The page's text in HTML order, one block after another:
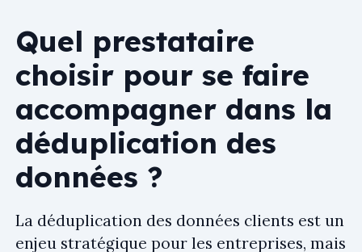
Quel prestataire
choisir pour se faire
accompagner dans la
déduplication des
données ?
La déduplication des données clients est un
enjeu stratégique pour les entreprises, mais